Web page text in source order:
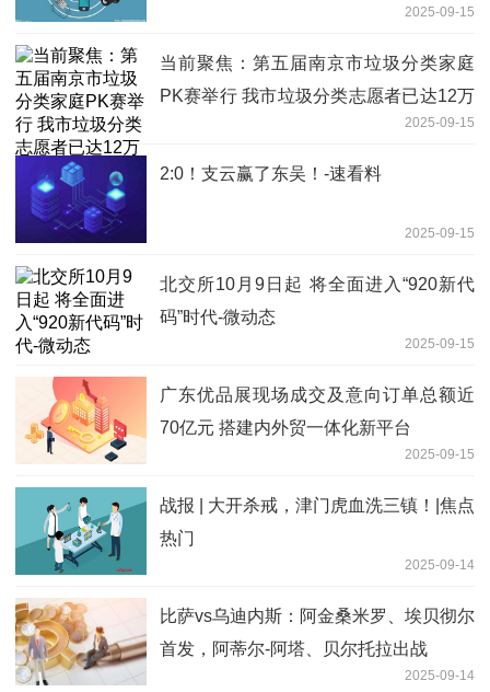
2025-09-15
当前聚焦：第五届南京市垃圾分类家庭
PK赛举行 我市垃圾分类志愿者已达12万
2025-09-15
2:0！支云赢了东吴！-速看料
2025-09-15
北交所10月9日起 将全面进入“920新代
码”时代-微动态
2025-09-15
广东优品展现场成交及意向订单总额近
70亿元 搭建内外贸一体化新平台
2025-09-15
战报 | 大开杀戒，津门虎血洗三镇！|焦点
热门
2025-09-14
比萨vs乌迪内斯：阿金桑米罗、埃贝彻尔
首发，阿蒂尔-阿塔、贝尔托拉出战
2025-09-14